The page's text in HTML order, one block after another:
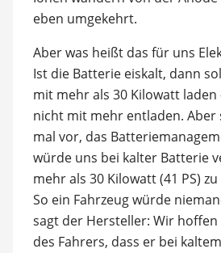
eben umgekehrt.
Aber was heißt das für uns
Ist die Batterie eiskalt, dann
mit mehr als 30 Kilowatt laden
nicht mit mehr entladen. Aber
mal vor, das
würde uns bei kalter Batterie
mehr als 30 Kilowatt (41 PS)
So ein Fahrzeug würde
sagt der Hersteller: Wir
des Fahrers, dass er bei